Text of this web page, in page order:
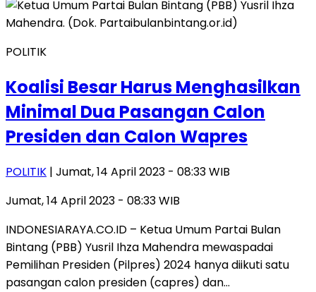
POLITIK
Koalisi Besar Harus Menghasilkan
Minimal Dua Pasangan Calon
Presiden dan Calon Wapres
POLITIK | Jumat, 14 April 2023 - 08:33 WIB
Jumat, 14 April 2023 - 08:33 WIB
INDONESIARAYA.CO.ID – Ketua Umum Partai Bulan
Bintang (PBB) Yusril Ihza Mahendra mewaspadai
Pemilihan Presiden (Pilpres) 2024 hanya diikuti satu
pasangan calon presiden (capres) dan…